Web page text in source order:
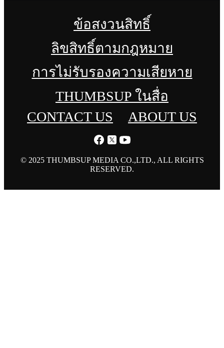
ข้อสงวนสิทธิ์
ลิขสิทธิ์ตามกฎหมาย
การไม่รับรองความเสียหาย
THUMBSUP ในสื่อ
CONTACT US
ABOUT US
© 2025 THUMBSUP MEDIA CO.,LTD., ALL RIGHTS
RESERVED.